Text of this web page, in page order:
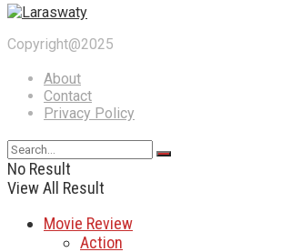
Copyright@2025
About
Contact
Privacy Policy
No Result
View All Result
Movie Review
Action